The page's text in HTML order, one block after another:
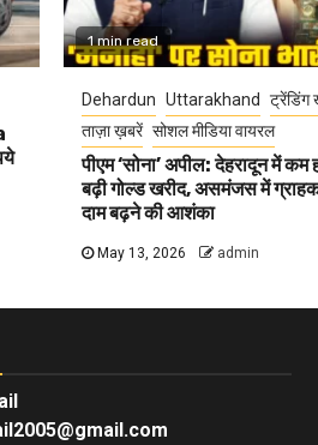
1 min read
Dehardun Uttarakhand
ट्रेंडिंग
ताज़ा ख़बरें सोशल मीडिया वायरल
पीएम ‘सोना’ अपील: देहरादून में
बढ़ी गोल्ड खरीद, असमंजस में
दाम बढ़ने की आशंका
May 13, 2026 admin